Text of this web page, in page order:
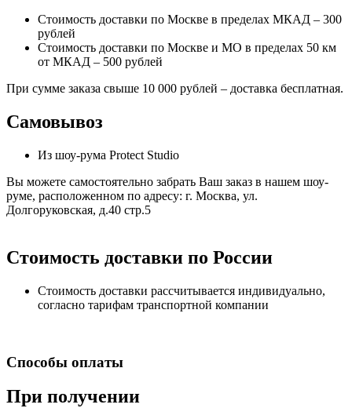
Стоимость доставки по Москве в пределах МКАД – 300
рублей
Стоимость доставки по Москве и МО в пределах 50 км
от МКАД – 500 рублей
При сумме заказа свыше 10 000 рублей – доставка бесплатная.
Самовывоз
Из шоу-рума Protect Studio
Вы можете самостоятельно забрать Ваш заказ в нашем шоу-
руме, расположенном по адресу: г. Москва, ул.
Долгоруковская, д.40 стр.5
Стоимость доставки по России
Стоимость доставки рассчитывается индивидуально,
согласно тарифам транспортной компании
Способы оплаты
При получении